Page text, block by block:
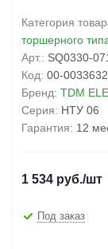
Категория
торшерного
Арт.: SQ0330-
Код: 00-
Бренд: TDM
Серия: НТУ 06
Гарантия: 12
1 534 руб./шт
Под заказ